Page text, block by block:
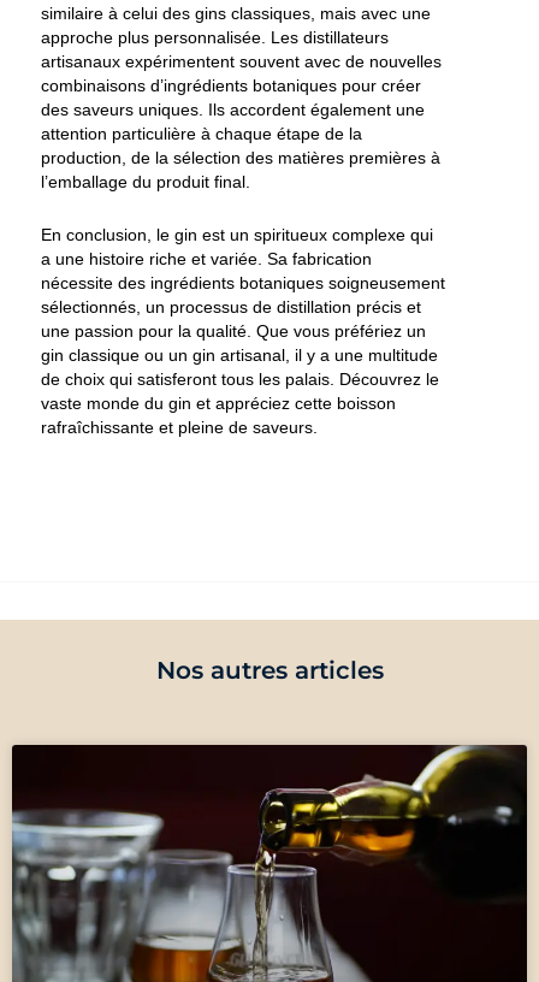
similaire à celui des gins classiques, mais avec une
approche plus personnalisée. Les distillateurs
artisanaux expérimentent souvent avec de nouvelles
combinaisons d’ingrédients botaniques pour créer
des saveurs uniques. Ils accordent également une
attention particulière à chaque étape de la
production, de la sélection des matières premières à
l’emballage du produit final.
En conclusion, le gin est un spiritueux complexe qui
a une histoire riche et variée. Sa fabrication
nécessite des ingrédients botaniques soigneusement
sélectionnés, un processus de distillation précis et
une passion pour la qualité. Que vous préfériez un
gin classique ou un gin artisanal, il y a une multitude
de choix qui satisferont tous les palais. Découvrez le
vaste monde du gin et appréciez cette boisson
rafraîchissante et pleine de saveurs.
Nos autres articles